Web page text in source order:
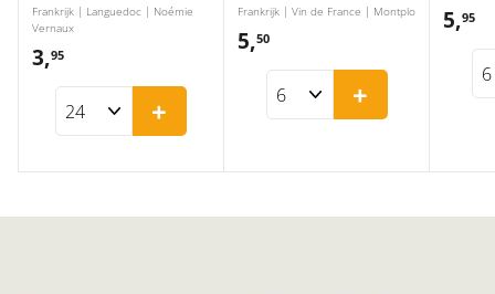
Frankrijk | Languedoc | Noémie
Vernaux
3,95
,
9
+
Frankrijk | Vin de France | Montplo
5,505
,
5
+
5,955
,
9